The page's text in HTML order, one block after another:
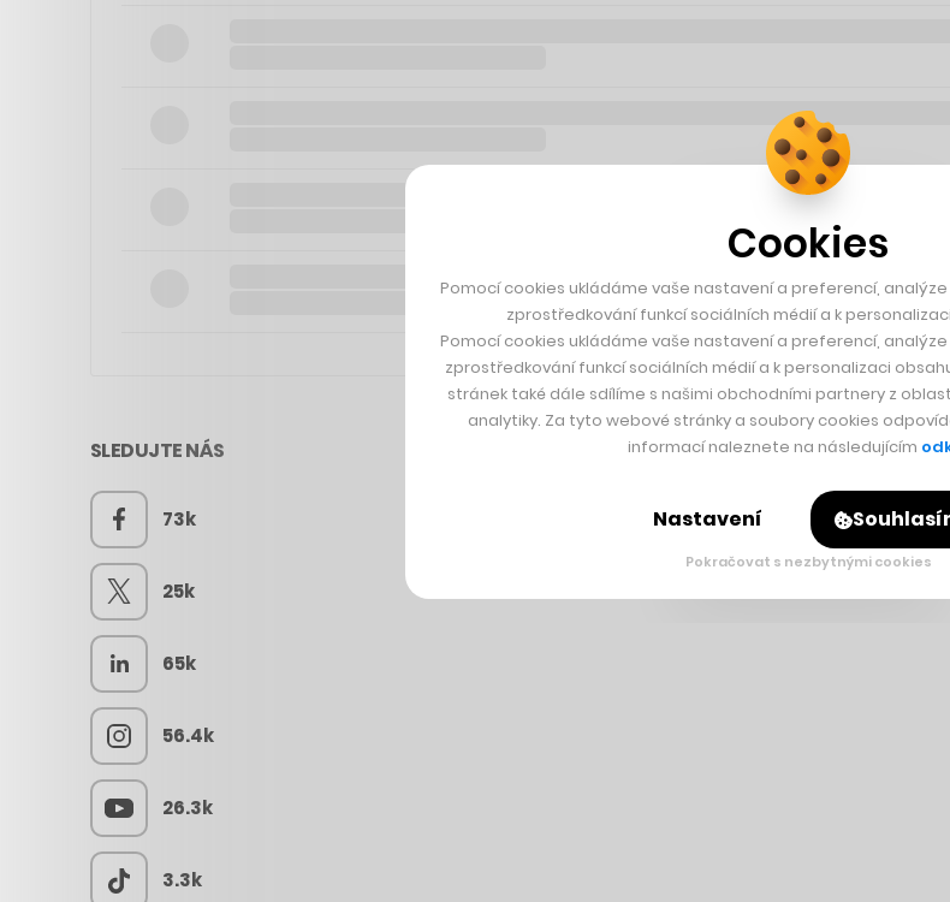
SLEDUJTE NÁS
73k
25k
65k
56.4k
26.3k
3.3k
Cookies
Pomocí cookies ukládáme vaše nastavení a preferencí,
zprostředkování funkcí sociálních médií a k
Pomocí cookies ukládáme vaše nastavení a preferencí,
zprostředkování funkcí sociálních médií a k personalizaci
stránek také dále sdílíme s našimi obchodními partnery z
analytiky. Za tyto webové stránky a soubory cookies
informací naleznete na následujícím
Nastavení
Pokračovat s nezbytnými cookies